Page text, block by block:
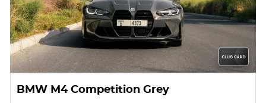
BMW M4 Competition Grey